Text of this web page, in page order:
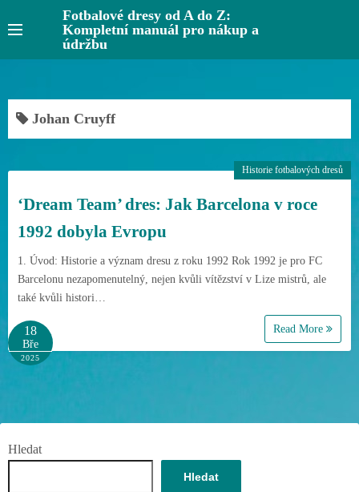
Fotbalové dresy od A do Z:
Kompletní manuál pro nákup a
údržbu
Johan Cruyff
‘Dream Team’ dres: Jak Barcelona v roce
1992 dobyla Evropu
1. Úvod: Historie a význam dresu z roku 1992 Rok 1992 je pro FC
Barcelonu nezapomenutelný, nejen kvůli vítězství v Lize mistrů, ale
také kvůli histori…
Read More
Historie fotbalových dresů
18
Bře
2025
Hledat
Hledat